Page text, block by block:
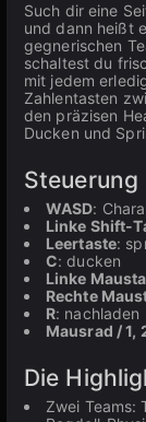
Such dir eine
und dann heißt
gegnerischen
schaltest du
mit jedem
Zahlentasten
den präzisen
Ducken und
Steuerung
WASD:
Linke Shift-
Leertaste:
C: ducken
Linke
Rechte
R: nachladen
Mausrad / 1,
Die
Zwei Teams: